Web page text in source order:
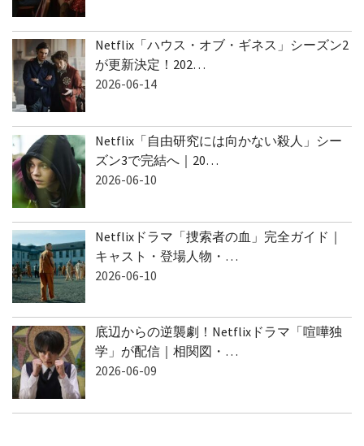
Netflix「ハウス・オブ・ギネス」シーズン2
が更新決定！202…
2026-06-14
Netflix「自由研究には向かない殺人」シー
ズン3で完結へ｜20…
2026-06-10
Netflixドラマ「捜索者の血」完全ガイド｜
キャスト・登場人物・…
2026-06-10
底辺からの逆襲劇！Netflixドラマ「喧嘩独
学」が配信｜相関図・…
2026-06-09